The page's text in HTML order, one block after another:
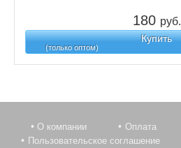
180 руб.
Купить
(только оптом)
О компании Оплата
Пользовательское соглашение